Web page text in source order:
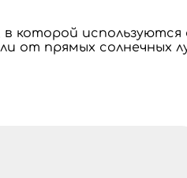
которой
от прямых солнечных